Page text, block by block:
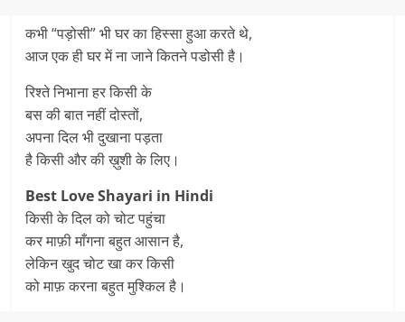
कभी “पड़ोसी” भी घर का हिस्सा हुआ करते थे,
आज एक ही घर में ना जाने कितने पडोसी है।
रिश्ते निभाना हर किसी के
बस की बात नहीं दोस्तों,
अपना दिल भी दुखाना पड़ता
है किसी और की ख़ुशी के लिए।
Best Love Shayari in Hindi
किसी के दिल को चोट पहुंचा
कर माफ़ी माँगना बहुत आसान है,
लेकिन खुद चोट खा कर किसी
को माफ़ करना बहुत मुश्किल है।